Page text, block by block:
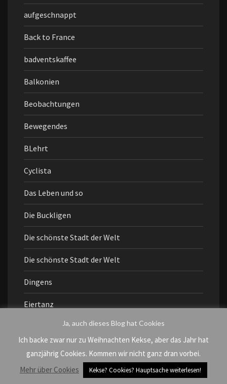
aufgeschnappt
Back to France
badventskaffee
Balkonien
Beobachtungen
Bewegendes
BLehrt
Cyclista
Das Leben und so
Die Buckligen
Die schönste Stadt der Welt
Die schönste Stadt der Welt
Dingens
Eiertanz
Einmischen
Falsch abgebogen
Fragen an mich
Ja, auch dieses Blog hat Cookies
Ich backe zwar nur zu Weihnachten Kekse, aber das Jahr hat
ganzjährig Cookies. Kommen wir nicht ganz dran vorbei.
Mehr über Cookies
Kekse? Cookies? Hauptsache weiterlesen!